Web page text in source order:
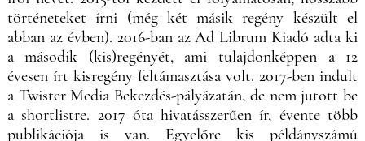
történeteket írni (még két másik regény készült el
abban az évben). 2016-ban az Ad Librum Kiadó adta ki
a második (kis)regényét, ami tulajdonképpen a 12
évesen írt kisregény feltámasztása volt. 2017-ben indult
a Twister Media Bekezdés-pályázatán, de nem jutott be
a shortlistre. 2017 óta hivatásszerűen ír, évente több
publikációja is van. Egyelőre kis példányszámú